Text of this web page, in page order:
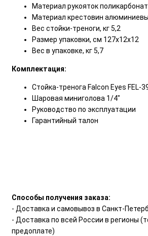
Материал рукояток поликарбонат
Материал крестовин
Вес стойки-треноги, кг 5,2
Размер упаковки, см 127х12х12
Вес в упаковке, кг 5,7
Комплектация:
Стойка-тренога Falcon Eyes FEL-
Шаровая миниголова 1/4"
Руководство по эксплуатации
Гарантийный талон
Способы получения заказа:
- Доставка и самовывоз в Санкт-
- Доставка по всей России в регионы
предоплате)